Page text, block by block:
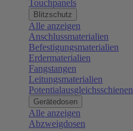
Touchpanels
Blitzschutz
Alle anzeigen
Anschlussmaterialien
Befestigungsmaterialien
Erdermaterialien
Fangstangen
Leitungsmaterialien
Potentialausgleichsschienen
Gerätedosen
Alle anzeigen
Abzweigdosen